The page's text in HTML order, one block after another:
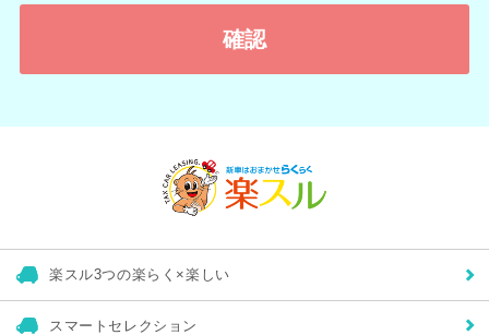
お問合せに対する情報の提供などサービスを円滑に行うため
本サービスに関するアンケートなど ご意見や利用状況を把握す
TAXは次の場合を除いて事前に皆様の承諾なく個人情報を開示･
は警察に開示する場合
に準ずる権限を持つ機関から皆様の個人情報について開示を求め
TAXの権利や財産を保護する目的で個人情報を開示する必要が生
TAXのサービスを説明する際、またその他の合法的な目的のた
め、統計情報を開示する場合がありますがこの統計情報には、個
個人情報に関する問い合わせ先
〒178-0063 東京都練馬区東大泉2-5-15
楽スル3つの楽らく×楽しい
スマートセレクション